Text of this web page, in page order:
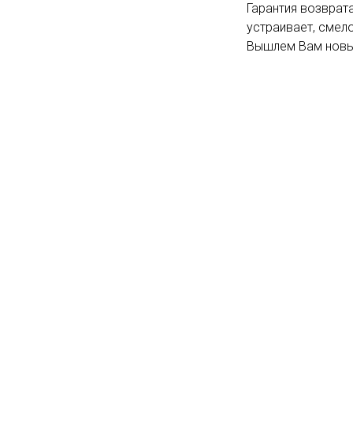
Гарантия
устраивает,
Вышлем Вам